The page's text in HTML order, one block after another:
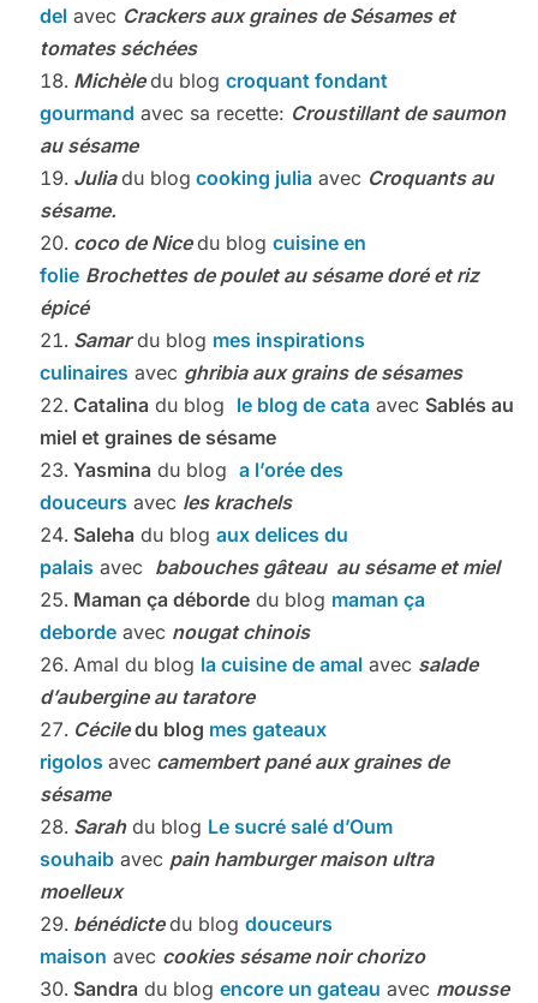
delavec Crackers aux graines de Sésames et
tomates séchées
Michèle du blog croquant fondant
gourmand avec sa recette: Croustillant de saumon
au sésame
Julia du blog cooking juliaavec Croquants au
sésame.
coco de Nice du blog cuisine en
folie Brochettes de poulet au sésame doré et riz
épicé
Samardu blog mes inspirations
culinaires avec ghribia aux grains de sésames
Catalina du blog le blog de cataavec Sablés au
miel et graines de sésame
Yasmina du blog a l’orée des
douceurs avec les krachels
Saleha du blog aux delices du
palais avec babouches gâteau au sésame et miel
Maman ça débordedu blog maman ça
debordeavec nougat chinois
Amal du blog la cuisine de amalavec salade
d’aubergine au taratore
Céciledu blog mes gateaux
rigolos avec camembert pané aux graines de
sésame
Sarahdu blog Le sucré salé d’Oum
souhaibavec pain hamburger maison ultra
moelleux
bénédictedu blog douceurs
maison avec cookies sésame noir chorizo
Sandra du blog encore un gateau avec mousse